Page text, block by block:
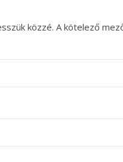
közzé. A kötelező